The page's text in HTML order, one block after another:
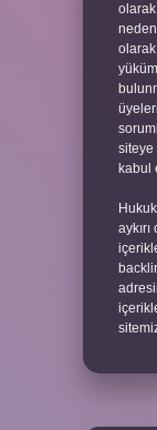
siteye
kabul